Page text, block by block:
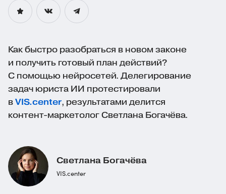
Как быстро разобраться в новом законе
и получить готовый план действий?
С помощью нейросетей. Делегирование
задач юриста ИИ протестировали
в VIS.center, результатами делится
контент-маркетолог Светлана Богачёва.
Светлана Богачёва
VIS.center